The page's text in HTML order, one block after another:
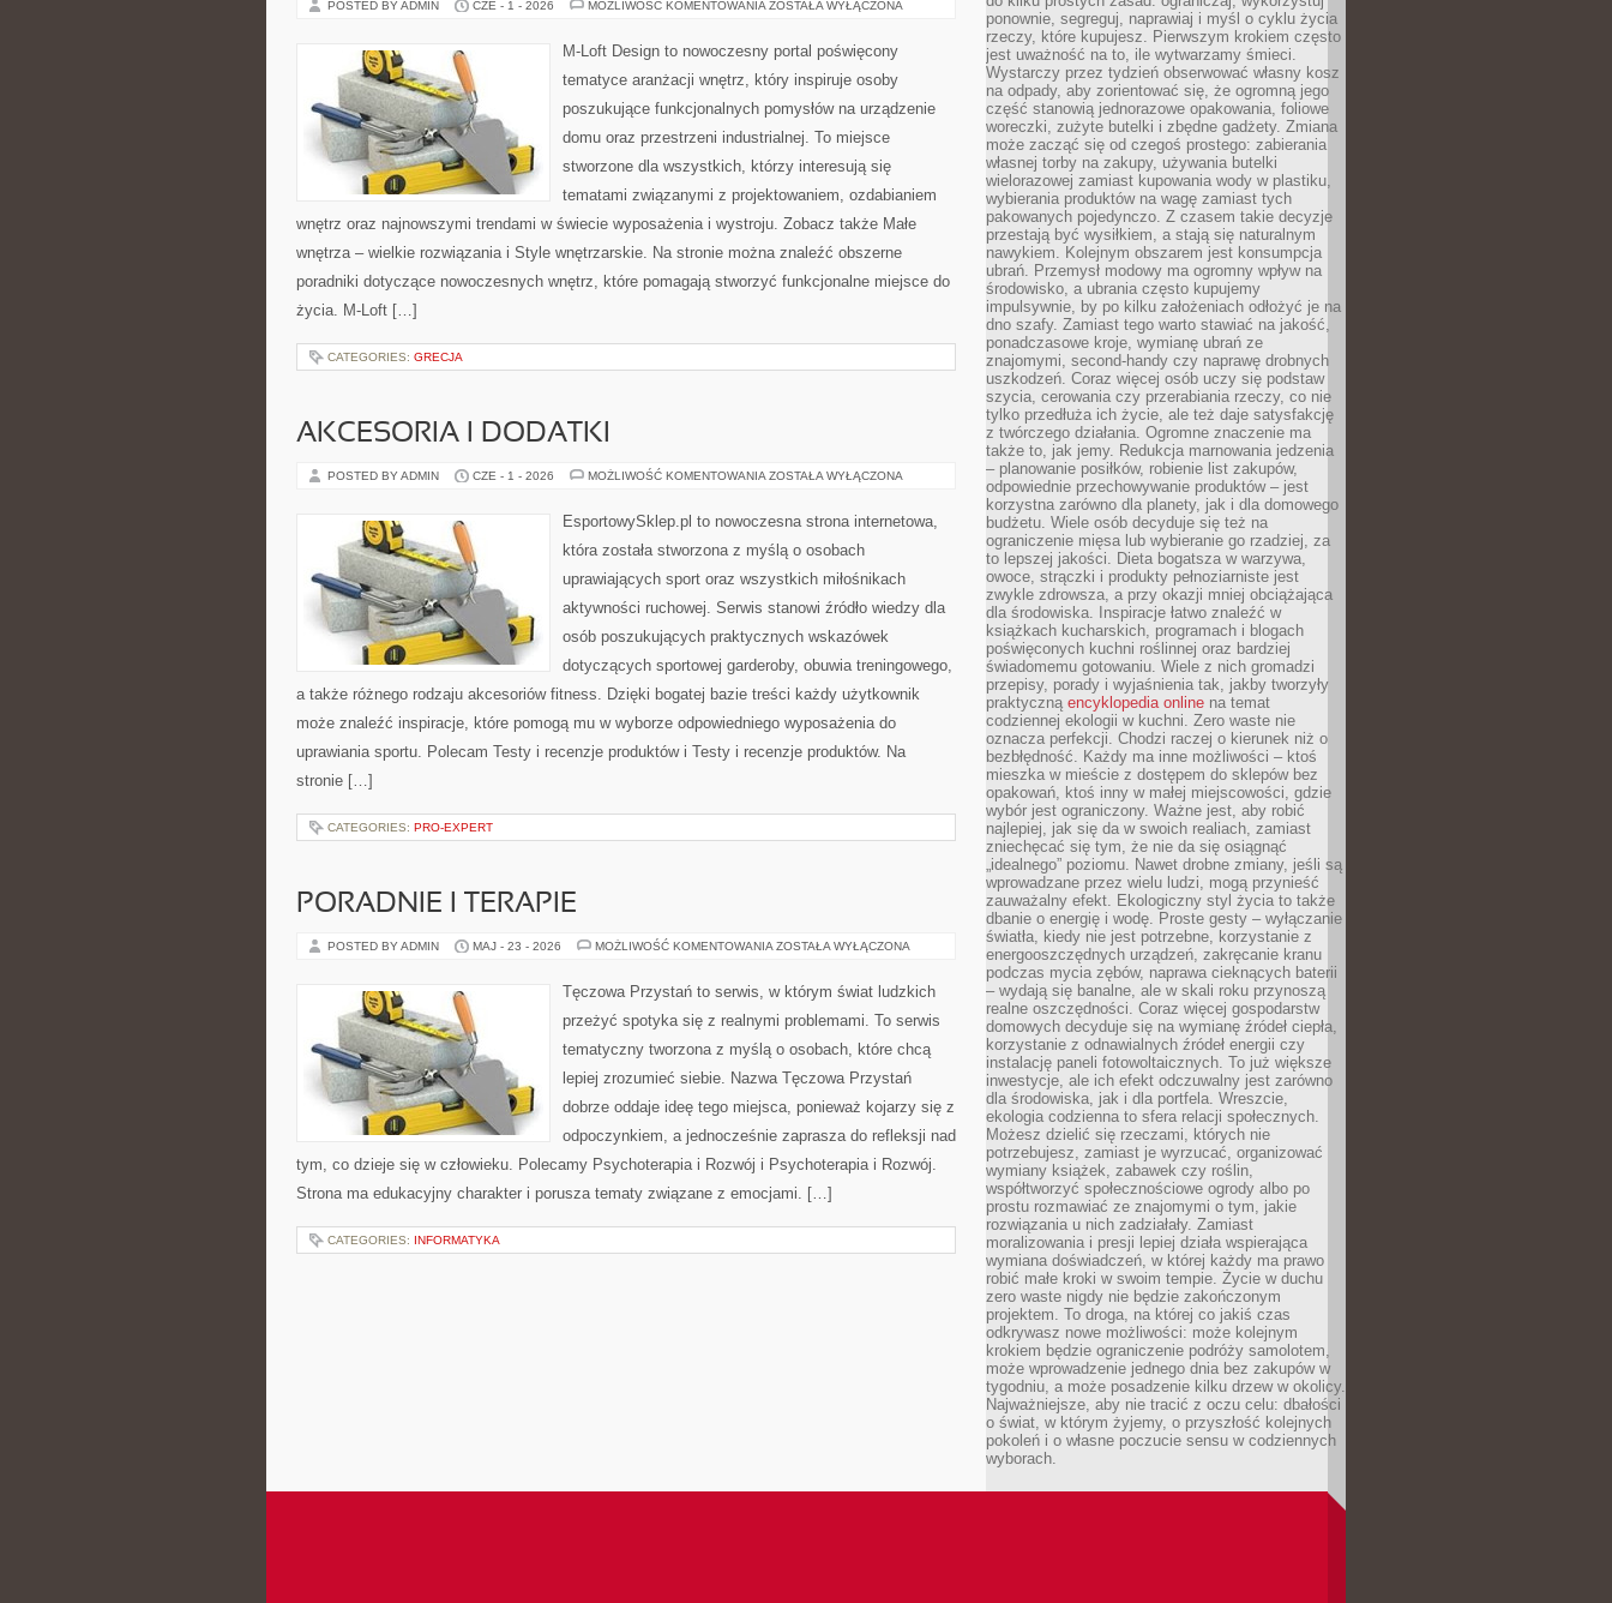
POSTED BY ADMIN CZE - 1 - 2026 MOŻLIWOŚĆ KOMENTOWANIA MEBLE
ZOSTAŁA WYŁĄCZONA
M-Loft Design to nowoczesny portal poświęcony
tematyce aranżacji wnętrz, który inspiruje osoby
poszukujące funkcjonalnych pomysłów na urządzenie
domu oraz przestrzeni industrialnej. To miejsce
stworzone dla wszystkich, którzy interesują się
tematami związanymi z projektowaniem, ozdabianiem
wnętrz oraz najnowszymi trendami w świecie wyposażenia i wystroju. Zobacz także Małe
wnętrza – wielkie rozwiązania i Style wnętrzarskie. Na stronie można znaleźć obszerne
poradniki dotyczące nowoczesnych wnętrz, które pomagają stworzyć funkcjonalne miejsce do
życia. M-Loft […]
CATEGORIES: GRECJA
AKCESORIA I DODATKI
POSTED BY ADMIN CZE - 1 - 2026 MOŻLIWOŚĆ KOMENTOWANIA AKCESORIA
ZOSTAŁA WYŁĄCZONA
EsportowySklep.pl to nowoczesna strona internetowa,
która została stworzona z myślą o osobach
uprawiających sport oraz wszystkich miłośnikach
aktywności ruchowej. Serwis stanowi źródło wiedzy dla
osób poszukujących praktycznych wskazówek
dotyczących sportowej garderoby, obuwia treningowego,
a także różnego rodzaju akcesoriów fitness. Dzięki bogatej bazie treści każdy użytkownik
może znaleźć inspiracje, które pomogą mu w wyborze odpowiedniego wyposażenia do
uprawiania sportu. Polecam Testy i recenzje produktów i Testy i recenzje produktów. Na
stronie […]
CATEGORIES: PRO-EXPERT
PORADNIE I TERAPIE
POSTED BY ADMIN MAJ - 23 - 2026 MOŻLIWOŚĆ KOMENTOWANIA PORADNIE
ZOSTAŁA WYŁĄCZONA
Tęczowa Przystań to serwis, w którym świat ludzkich
przeżyć spotyka się z realnymi problemami. To serwis
tematyczny tworzona z myślą o osobach, które chcą
lepiej zrozumieć siebie. Nazwa Tęczowa Przystań
dobrze oddaje ideę tego miejsca, ponieważ kojarzy się z
odpoczynkiem, a jednocześnie zaprasza do refleksji nad
tym, co dzieje się w człowieku. Polecamy Psychoterapia i Rozwój i Psychoterapia i Rozwój.
Strona ma edukacyjny charakter i porusza tematy związane z emocjami. […]
CATEGORIES: INFORMATYKA
ponownie, segreguj, naprawiaj i myśl o cyklu życia
rzeczy, które kupujesz. Pierwszym krokiem często
jest uważność na to, ile wytwarzamy śmieci.
Wystarczy przez tydzień obserwować własny kosz
na odpady, aby zorientować się, że ogromną jego
część stanowią jednorazowe opakowania, foliowe
woreczki, zużyte butelki i zbędne gadżety. Zmiana
może zacząć się od czegoś prostego: zabierania
własnej torby na zakupy, używania butelki
wielorazowej zamiast kupowania wody w plastiku,
wybierania produktów na wagę zamiast tych
pakowanych pojedynczo. Z czasem takie decyzje
przestają być wysiłkiem, a stają się naturalnym
nawykiem. Kolejnym obszarem jest konsumpcja
ubrań. Przemysł modowy ma ogromny wpływ na
środowisko, a ubrania często kupujemy
impulsywnie, by po kilku założeniach odłożyć je na
dno szafy. Zamiast tego warto stawiać na jakość,
ponadczasowe kroje, wymianę ubrań ze
znajomymi, second-handy czy naprawę drobnych
uszkodzeń. Coraz więcej osób uczy się podstaw
szycia, cerowania czy przerabiania rzeczy, co nie
tylko przedłuża ich życie, ale też daje satysfakcję
z twórczego działania. Ogromne znaczenie ma
także to, jak jemy. Redukcja marnowania jedzenia
– planowanie posiłków, robienie list zakupów,
odpowiednie przechowywanie produktów – jest
korzystna zarówno dla planety, jak i dla domowego
budżetu. Wiele osób decyduje się też na
ograniczenie mięsa lub wybieranie go rzadziej, za
to lepszej jakości. Dieta bogatsza w warzywa,
owoce, strączki i produkty pełnoziarniste jest
zwykle zdrowsza, a przy okazji mniej obciążająca
dla środowiska. Inspiracje łatwo znaleźć w
książkach kucharskich, programach i blogach
poświęconych kuchni roślinnej oraz bardziej
świadomemu gotowaniu. Wiele z nich gromadzi
przepisy, porady i wyjaśnienia tak, jakby tworzyły
praktyczną encyklopedia online na temat
codziennej ekologii w kuchni. Zero waste nie
oznacza perfekcji. Chodzi raczej o kierunek niż o
bezbłędność. Każdy ma inne możliwości – ktoś
mieszka w mieście z dostępem do sklepów bez
opakowań, ktoś inny w małej miejscowości, gdzie
wybór jest ograniczony. Ważne jest, aby robić
najlepiej, jak się da w swoich realiach, zamiast
zniechęcać się tym, że nie da się osiągnąć
„idealnego” poziomu. Nawet drobne zmiany, jeśli są
wprowadzane przez wielu ludzi, mogą przynieść
zauważalny efekt. Ekologiczny styl życia to także
dbanie o energię i wodę. Proste gesty – wyłączanie
światła, kiedy nie jest potrzebne, korzystanie z
energooszczędnych urządzeń, zakręcanie kranu
podczas mycia zębów, naprawa cieknących baterii
– wydają się banalne, ale w skali roku przynoszą
realne oszczędności. Coraz więcej gospodarstw
domowych decyduje się na wymianę źródeł ciepła,
korzystanie z odnawialnych źródeł energii czy
instalację paneli fotowoltaicznych. To już większe
inwestycje, ale ich efekt odczuwalny jest zarówno
dla środowiska, jak i dla portfela. Wreszcie,
ekologia codzienna to sfera relacji społecznych.
Możesz dzielić się rzeczami, których nie
potrzebujesz, zamiast je wyrzucać, organizować
wymiany książek, zabawek czy roślin,
współtworzyć społecznościowe ogrody albo po
prostu rozmawiać ze znajomymi o tym, jakie
rozwiązania u nich zadziałały. Zamiast
moralizowania i presji lepiej działa wspierająca
wymiana doświadczeń, w której każdy ma prawo
robić małe kroki w swoim tempie. Życie w duchu
zero waste nigdy nie będzie zakończonym
projektem. To droga, na której co jakiś czas
odkrywasz nowe możliwości: może kolejnym
krokiem będzie ograniczenie podróży samolotem,
może wprowadzenie jednego dnia bez zakupów w
tygodniu, a może posadzenie kilku drzew w okolicy.
Najważniejsze, aby nie tracić z oczu celu: dbałości
o świat, w którym żyjemy, o przyszłość kolejnych
pokoleń i o własne poczucie sensu w codziennych
wyborach.